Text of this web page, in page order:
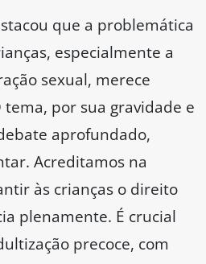
que a problemática
especialmente a
sexual, merece
tema, por sua gravidade e
aprofundado,
Acreditamos na
às crianças o direito
plenamente. É crucial
precoce, com